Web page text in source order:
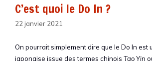
C’est quoi le Do In ?
22 janvier 2021
On pourrait simplement dire que le Do In est
japonaise issue des termes chinois Tao Yin